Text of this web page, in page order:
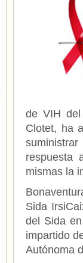
de VIH del
Clotet, ha
respuesta
mismas la
Sida
del Sida
impartido
Autónoma